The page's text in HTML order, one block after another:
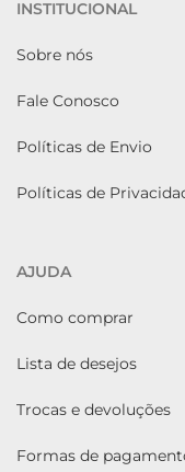
INSTITUCIONAL
Sobre nós
Fale Conosco
Políticas de Envio
Políticas de
AJUDA
Como comprar
Lista de desejos
Trocas e devoluções
Formas de